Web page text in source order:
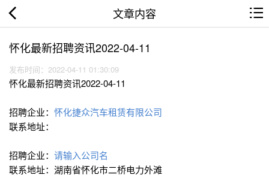
文章内容
怀化最新招聘资讯2022-04-11
发布时间：2022-04-11 01:30:09
怀化最新招聘资讯2022-04-11
招聘企业： 怀化捷众汽车租赁有限公司
联系地址：
招聘企业： 请输入公司名
联系地址：湖南省怀化市二桥电力外滩